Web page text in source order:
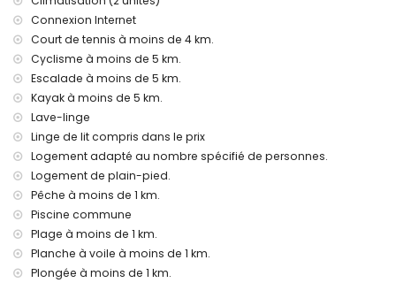
internet (WiFi)
fer et table à repasser
linge de lit et serviettes
service de réception et service d'urgence 24 heures sur 24
chauffage central et climatisation
Équipements et services avec supplément
service aéroport
Divertissements et activités de loisirs pour vos vacances à
Javea, Costa Blanca
bar, promenade (Paseo Maritimo et Javea) (à moins de
1000 mètres de la maison)
théâtre et discothèque (à moins de 5 kilomètres de la
maison)
Connexion Internet
Court de tennis à moins de 4 km.
Cyclisme à moins de 5 km.
Escalade à moins de 5 km.
Kayak à moins de 5 km.
Lave-linge
Linge de lit compris dans le prix
Logement adapté au nombre spécifié de personnes.
Logement de plain-pied.
Pêche à moins de 1 km.
Piscine commune
Plage à moins de 1 km.
Planche à voile à moins de 1 km.
Plongée à moins de 1 km.